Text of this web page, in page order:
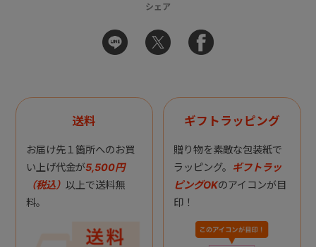
シェア
送料
お届け先１箇所へのお買
い上げ代金が5,500円
（税込） 以上で送料無
料。
ギフトラッピング
贈り物を素敵な包装紙で
ラッピング。 ギフトラッ
ピングOKのアイコンが目
印！